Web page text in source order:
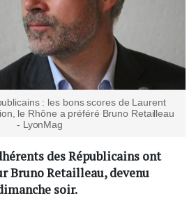
: les bons scores de Laurent
le Rhône a préféré Bruno Retailleau
- LyonMag
des Républicains ont
Bruno Retailleau, devenu
soir.